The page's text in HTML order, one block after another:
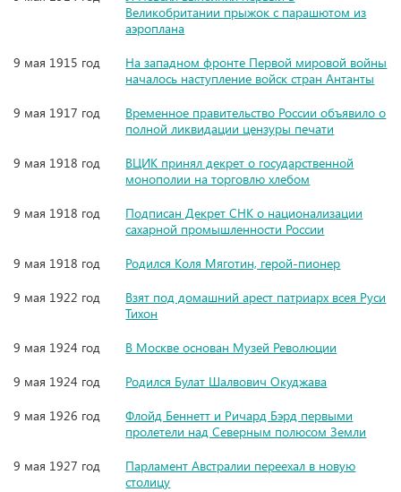
Великобритании прыжок с парашютом из
аэроплана
9 мая 1915 год
На западном фронте Первой мировой войны
началось наступление войск стран Антанты
9 мая 1917 год
Временное правительство России объявило о
полной ликвидации цензуры печати
9 мая 1918 год
ВЦИК принял декрет о государственной
монополии на торговлю хлебом
9 мая 1918 год
Подписан Декрет СНК о национализации
сахарной промышленности России
9 мая 1918 год
Родился Коля Мяготин, герой-пионер
9 мая 1922 год
Взят под домашний арест патриарх всея Руси
Тихон
9 мая 1924 год
В Москве основан Музей Революции
9 мая 1924 год
Родился Булат Шалвович Окуджава
9 мая 1926 год
Флойд Беннетт и Ричард Бэрд первыми
пролетели над Северным полюсом Земли
9 мая 1927 год
Парламент Австралии переехал в новую
столицу